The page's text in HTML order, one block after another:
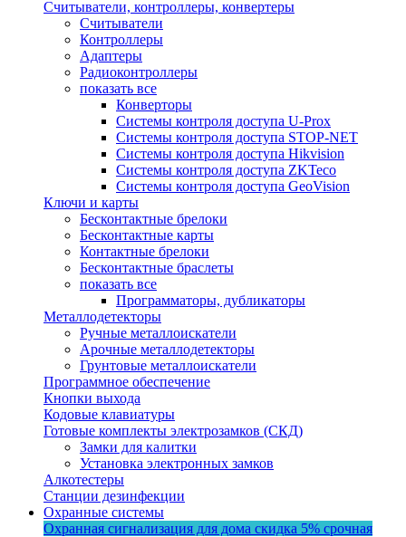
Считыватели, контроллеры, конвертеры
Считыватели
Контроллеры
Адаптеры
Радиоконтроллеры
показать все
Конверторы
Системы контроля доступа U-Prox
Системы контроля доступа STOP-NET
Системы контроля доступа Hikvision
Системы контроля доступа ZKTeco
Системы контроля доступа GeoVision
Ключи и карты
Бесконтактные брелоки
Бесконтактные карты
Контактные брелоки
Бесконтактные браслеты
показать все
Программаторы, дубликаторы
Металлодетекторы
Ручные металлоискатели
Арочные металлодетекторы
Грунтовые металлоискатели
Программное обеспечение
Кнопки выхода
Кодовые клавиатуры
Готовые комплекты электрозамков (СКД)
Замки для калитки
Установка электронных замков
Алкотестеры
Станции дезинфекции
Охранные системы
Охранная сигнализация для дома скидка 5% срочная